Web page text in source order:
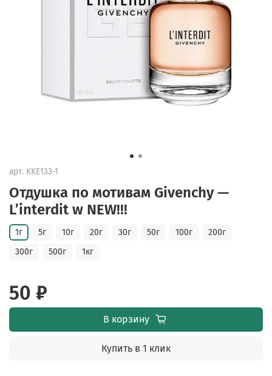
арт. KKE133-1
Отдушка по мотивам Givenchy —
L’interdit w NEW!!!
1г 5г 10г 20г 30г 50г 100г
200г
300г
500г 1кг
50 ₽
В корзину
Купить в 1 клик